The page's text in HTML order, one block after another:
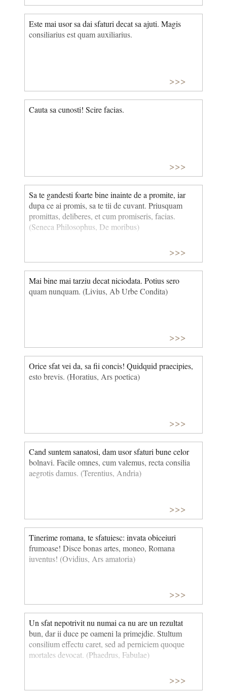
Este mai usor sa dai sfaturi decat sa ajuti. Magis
consiliarius est quam auxiliarius.
>>>
Cauta sa cunosti! Scire facias.
>>>
Sa te gandesti foarte bine inainte de a promite, iar
dupa ce ai promis, sa te tii de cuvant. Priusquam
promittas, deliberes, et cum promiseris, facias.
(Seneca Philosophus, De moribus)
>>>
Mai bine mai tarziu decat niciodata. Potius sero
quam nunquam. (Livius, Ab Urbe Condita)
>>>
Orice sfat vei da, sa fii concis! Quidquid praecipies,
esto brevis. (Horatius, Ars poetica)
>>>
Cand suntem sanatosi, dam usor sfaturi bune celor
bolnavi. Facile omnes, cum valemus, recta consilia
aegrotis damus. (Terentius, Andria)
>>>
Tinerime romana, te sfatuiesc: invata obiceiuri
frumoase! Disce bonas artes, moneo, Romana
iuventus! (Ovidius, Ars amatoria)
>>>
Un sfat nepotrivit nu numai ca nu are un rezultat
bun, dar ii duce pe oameni la primejdie. Stultum
consilium effectu caret, sed ad perniciem quoque
mortales devocat. (Phaedrus, Fabulae)
>>>